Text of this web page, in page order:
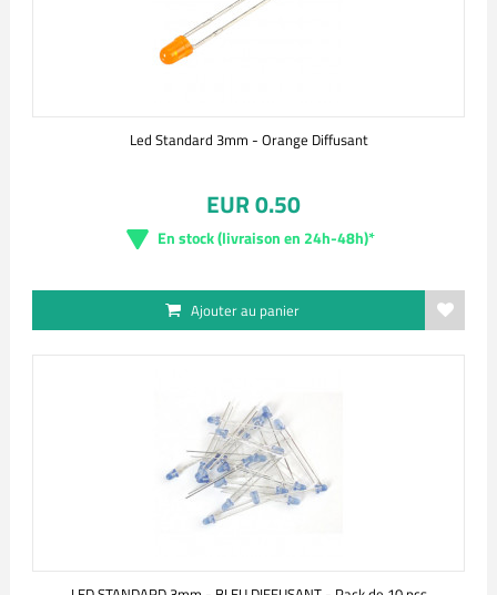
Led Standard 3mm - Orange Diffusant
EUR 0.50
En stock (livraison en 24h-48h)*
Ajouter au panier